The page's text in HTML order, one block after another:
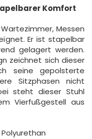
Komfort
Messen
Er ist stapelbar
gelagert werden.
zeichnet sich dieser
seine gepolsterte
Sitzphasen nicht
steht dieser Stuhl
Vierfußgestell aus
Polyurethan